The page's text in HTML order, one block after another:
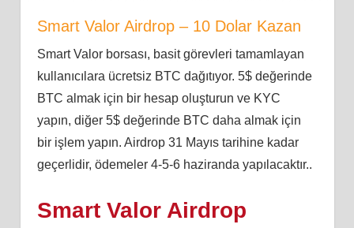
Smart Valor Airdrop – 10 Dolar Kazan
Smart Valor borsası, basit görevleri tamamlayan
kullanıcılara ücretsiz BTC dağıtıyor. 5$ değerinde
BTC almak için bir hesap oluşturun ve KYC
yapın, diğer 5$ değerinde BTC daha almak için
bir işlem yapın. Airdrop 31 Mayıs tarihine kadar
geçerlidir, ödemeler 4-5-6 haziranda yapılacaktır..
Smart Valor Airdrop